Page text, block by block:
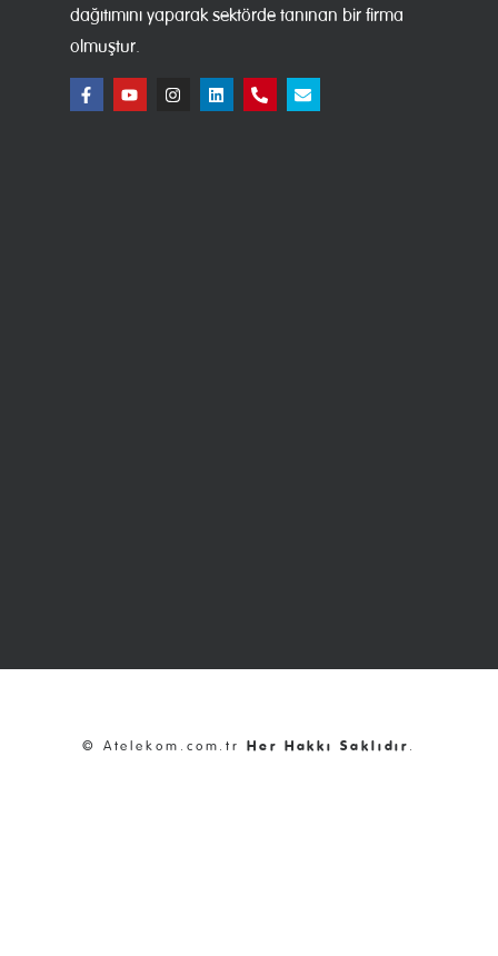
dağıtımını yaparak sektörde tanınan bir firma
olmuştur.
© Atelekom.com.trHer Hakkı Saklıdır .